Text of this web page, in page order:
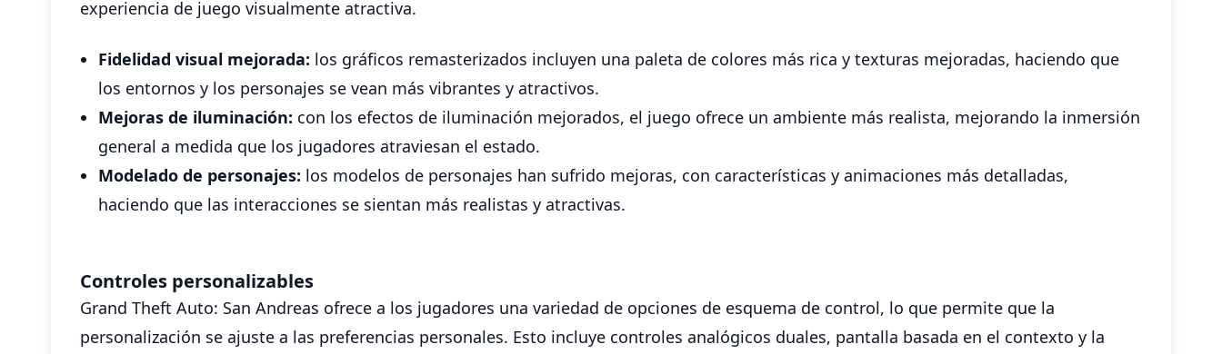
experiencia de juego visualmente atractiva.
Fidelidad visual mejorada: los gráficos remasterizados incluyen una paleta de colores más rica y texturas mejoradas, haciendo que
los entornos y los personajes se vean más vibrantes y atractivos.
Mejoras de iluminación: con los efectos de iluminación mejorados, el juego ofrece un ambiente más realista, mejorando la inmersión
general a medida que los jugadores atraviesan el estado.
Modelado de personajes: los modelos de personajes han sufrido mejoras, con características y animaciones más detalladas,
haciendo que las interacciones se sientan más realistas y atractivas.
Controles personalizables
Grand Theft Auto: San Andreas ofrece a los jugadores una variedad de opciones de esquema de control, lo que permite que la
personalización se ajuste a las preferencias personales. Esto incluye controles analógicos duales, pantalla basada en el contexto y la